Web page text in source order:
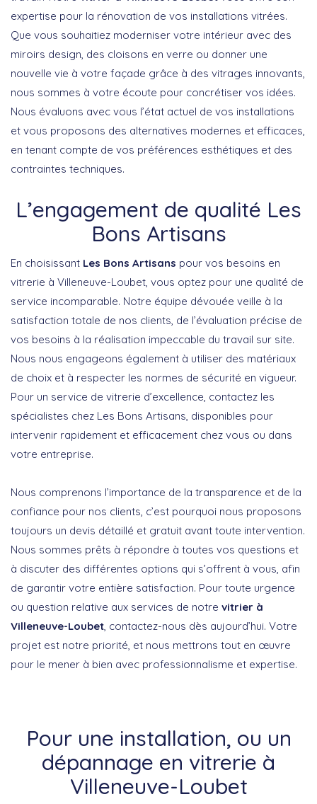
expertise pour la rénovation de vos installations vitrées.
Que vous souhaitiez moderniser votre intérieur avec des
miroirs design, des cloisons en verre ou donner une
nouvelle vie à votre façade grâce à des vitrages innovants,
nous sommes à votre écoute pour concrétiser vos idées.
Nous évaluons avec vous l’état actuel de vos installations
et vous proposons des alternatives modernes et efficaces,
en tenant compte de vos préférences esthétiques et des
contraintes techniques.
L’engagement de qualité Les
Bons Artisans
En choisissant Les Bons Artisans pour vos besoins en
vitrerie à Villeneuve-Loubet, vous optez pour une qualité de
service incomparable. Notre équipe dévouée veille à la
satisfaction totale de nos clients, de l’évaluation précise de
vos besoins à la réalisation impeccable du travail sur site.
Nous nous engageons également à utiliser des matériaux
de choix et à respecter les normes de sécurité en vigueur.
Pour un service de vitrerie d’excellence, contactez les
spécialistes chez Les Bons Artisans, disponibles pour
intervenir rapidement et efficacement chez vous ou dans
votre entreprise.
Nous comprenons l’importance de la transparence et de la
confiance pour nos clients, c’est pourquoi nous proposons
toujours un devis détaillé et gratuit avant toute intervention.
Nous sommes prêts à répondre à toutes vos questions et
à discuter des différentes options qui s’offrent à vous, afin
de garantir votre entière satisfaction. Pour toute urgence
ou question relative aux services de notre vitrier à
Villeneuve-Loubet , contactez-nous dès aujourd’hui. Votre
projet est notre priorité, et nous mettrons tout en œuvre
pour le mener à bien avec professionnalisme et expertise.
Pour une installation, ou un
dépannage en vitrerie à
Villeneuve-Loubet